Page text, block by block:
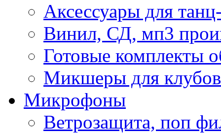
Аксессуары для
Винил, СД, мп3
Готовые комплекты
Микшеры для клубов
Микрофоны
Ветрозащита, поп